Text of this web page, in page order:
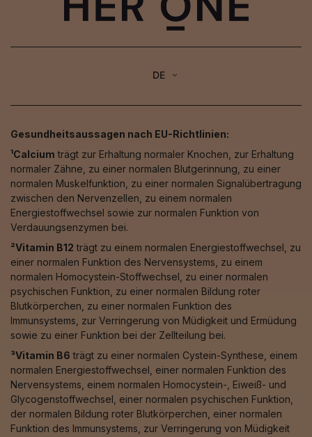
DE
Gesundheitsaussagen nach EU-Richtlinien:
¹Calcium trägt zur Erhaltung normaler Knochen, zur Erhaltung
normaler Zähne, zu einer normalen Blutgerinnung, zu einer
normalen Muskelfunktion, zu einer normalen Signalübertragung
zwischen den Nervenzellen, zu einem normalen
Energiestoffwechsel sowie zur normalen Funktion von
Verdauungsenzymen bei.
²Vitamin B12 trägt zu einem normalen Energiestoffwechsel, zu
einer normalen Funktion des Nervensystems, zu einem
normalen Homocystein-Stoffwechsel, zu einer normalen
psychischen Funktion, zu einer normalen Bildung roter
Blutkörperchen, zu einer normalen Funktion des
Immunsystems, zur Verringerung von Müdigkeit und Ermüdung
sowie zu einer Funktion bei der Zellteilung bei.
³Vitamin B6 trägt zu einer normalen Cystein-Synthese, einem
normalen Energiestoffwechsel, einer normalen Funktion des
Nervensystems, einem normalen Homocystein-, Eiweiß- und
Glycogenstoffwechsel, einer normalen psychischen Funktion,
der normalen Bildung roter Blutkörperchen, einer normalen
Funktion des Immunsystems, zur Verringerung von Müdigkeit